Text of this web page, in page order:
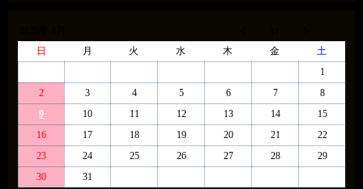
日
月 火 水 木 金
土
1
2
3 4 5 6 7
8
9
10 11 12 13 14
15
16
17 18 19 20 21
22
23
24 25 26 27 28
29
30
31